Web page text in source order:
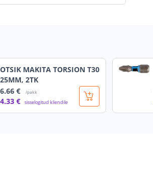
OTSIK MAKITA TORSION T30
25MM, 2TK
6.66 € /pakk
4.33 € sisselogitud kliendile